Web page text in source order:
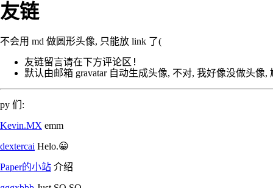
友链
不会用 md 做圆形头像, 只能放 link 了(
友链留言请在下方评论区!
默认由邮箱 gravatar 自动生成头像, 不对, 我好像没做头像,
py 们:
Kevin.MX emm
dextercai Helo.😀
Paper的小站 介绍